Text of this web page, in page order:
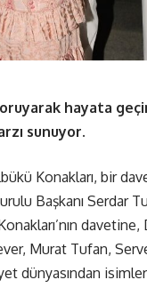
hayata
sunuyor.
Konakları, bir
Başkanı Serdar
Murat Tufan,
dünyasından isimler